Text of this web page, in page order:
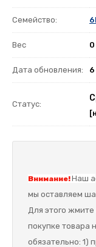
Семейство:
Вес 0
Дата обновления:
Статус:
Внимание!Наш а
мы оставляем
Для этого
покупке товара
обязательно: 1)